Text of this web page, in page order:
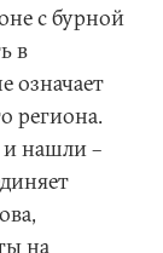
с бурной
в
означает
региона.
и нашли –
на